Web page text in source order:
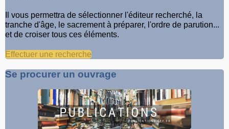
Il vous permettra de sélectionner l'éditeur recherché, la
tranche d'âge, le sacrement à préparer, l'ordre de parution...
et de croiser tous ces éléments.
Effectuer une recherche
Se procurer un ouvrage